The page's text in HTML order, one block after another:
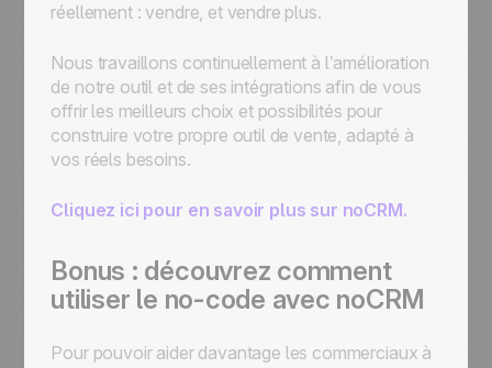
réellement : vendre, et vendre plus.
Nous travaillons continuellement à l’amélioration
de notre outil et de ses intégrations afin de vous
offrir les meilleurs choix et possibilités pour
construire votre propre outil de vente, adapté à
vos réels besoins.
Cliquez ici pour en savoir plus sur noCRM.
Bonus : découvrez comment
utiliser le no-code avec noCRM
Pour pouvoir aider davantage les commerciaux à